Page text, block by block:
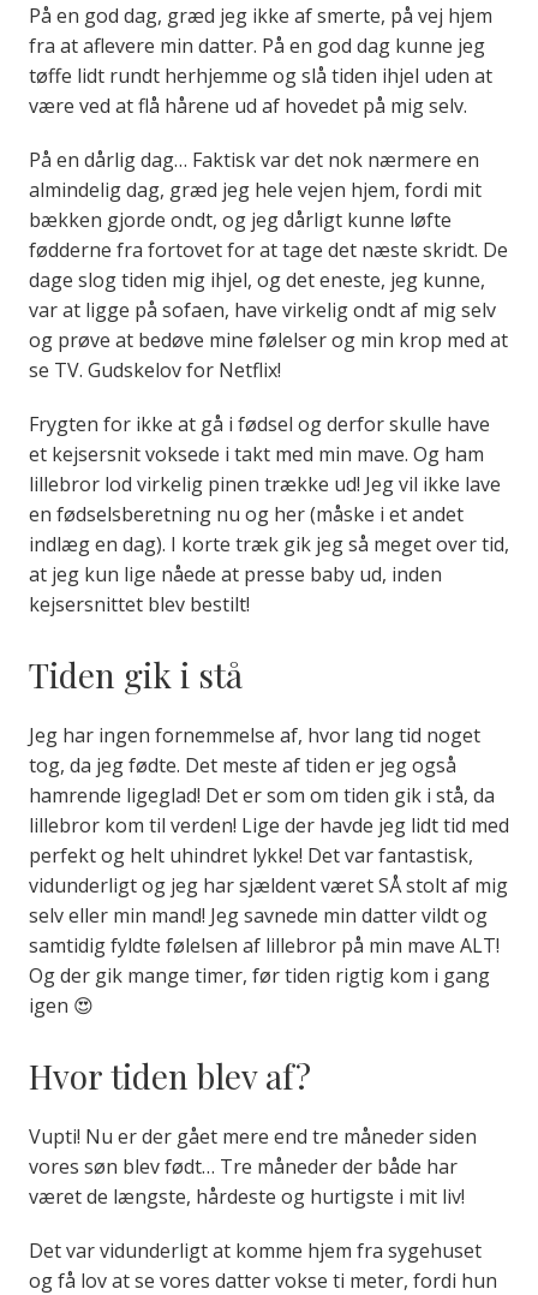
På en god dag, græd jeg ikke af smerte, på vej hjem
fra at aflevere min datter. På en god dag kunne jeg
tøffe lidt rundt herhjemme og slå tiden ihjel uden at
være ved at flå hårene ud af hovedet på mig selv.
På en dårlig dag… Faktisk var det nok nærmere en
almindelig dag, græd jeg hele vejen hjem, fordi mit
bækken gjorde ondt, og jeg dårligt kunne løfte
fødderne fra fortovet for at tage det næste skridt. De
dage slog tiden mig ihjel, og det eneste, jeg kunne,
var at ligge på sofaen, have virkelig ondt af mig selv
og prøve at bedøve mine følelser og min krop med at
se TV. Gudskelov for Netflix!
Frygten for ikke at gå i fødsel og derfor skulle have
et kejsersnit voksede i takt med min mave. Og ham
lillebror lod virkelig pinen trække ud! Jeg vil ikke lave
en fødselsberetning nu og her (måske i et andet
indlæg en dag). I korte træk gik jeg så meget over tid,
at jeg kun lige nåede at presse baby ud, inden
kejsersnittet blev bestilt!
Tiden gik​ i stå
Jeg har ingen fornemmelse af, hvor lang tid noget
tog, da jeg fødte. Det meste af tiden er jeg også
hamrende ligeglad! Det er som om tiden gik i stå, da
lillebror kom til verden! Lige der havde jeg lidt tid med
perfekt og helt uhindret lykke! Det var fantastisk,
vidunderligt og jeg har sjældent været SÅ stolt af mig
selv eller min mand! Jeg savnede min datter vildt og
samtidig fyldte følelsen af lillebror på min mave ALT!
Og der gik mange timer, før tiden rigtig kom i gang
igen 😍
Hvor tiden blev af?
Vupti! Nu er der gået mere end tre måneder siden
vores søn blev født… Tre måneder der både har
været de længste, hårdeste og hurtigste i mit liv!
Det var vidunderligt at komme hjem fra sygehuset
og få lov at se vores datter vokse ti meter, fordi hun